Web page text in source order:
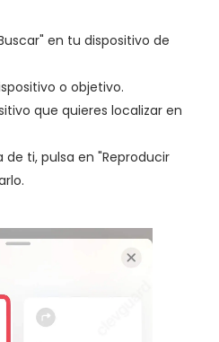
en tu dispositivo de
o objetivo.
que quieres localizar en
ti, pulsa en "Reproducir